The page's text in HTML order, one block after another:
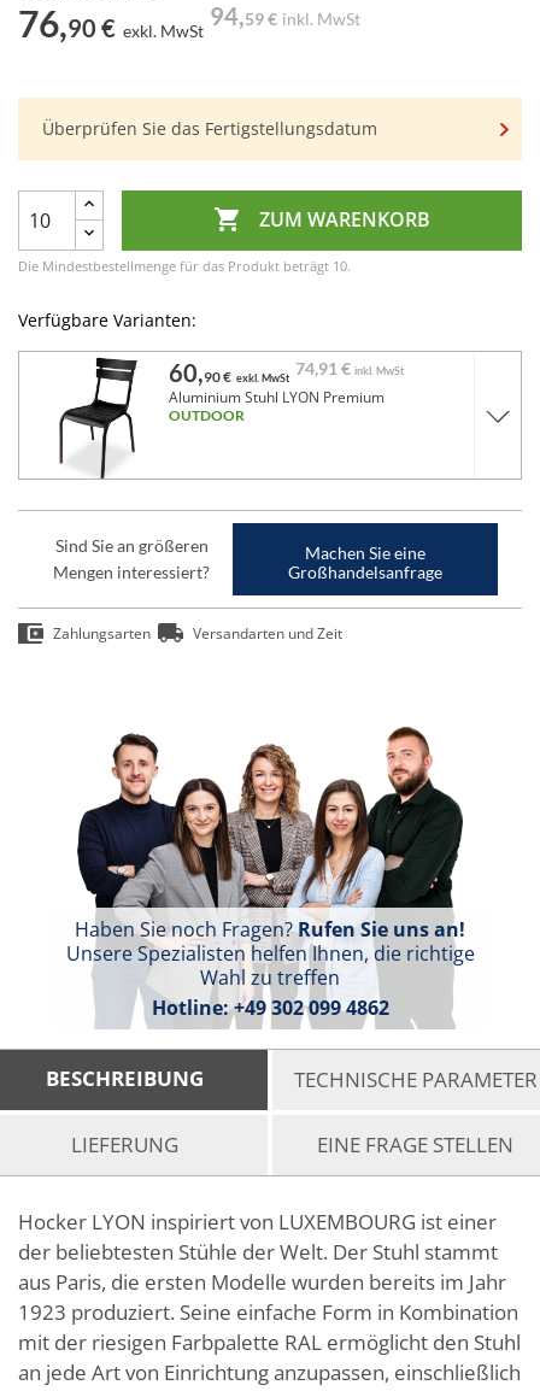
76,90 € exkl. MwSt
94,59 € inkl. MwSt
Überprüfen Sie das Fertigstellungsdatum
 ZUM WARENKORB
Die Mindestbestellmenge für das Produkt beträgt 10.
Verfügbare Varianten:
60,90 € exkl. MwSt 74,91 € inkl. MwSt
Aluminium Stuhl LYON Premium
OUTDOOR
Sind Sie an größeren
Mengen interessiert?
Machen Sie eine
Großhandelsanfrage
Zahlungsarten Versandarten und Zeit
Haben Sie noch Fragen?Rufen Sie uns an!
Unsere Spezialisten helfen Ihnen, die richtige
Wahl zu treffen
Hotline:+49 302 099 4862
BESCHREIBUNG TECHNISCHE PARAMETER
LIEFERUNG EINE FRAGE STELLEN
Hocker LYON inspiriert von LUXEMBOURG ist einer
der beliebtesten Stühle der Welt. Der Stuhl stammt
aus Paris, die ersten Modelle wurden bereits im Jahr
1923 produziert. Seine einfache Form in Kombination
mit der riesigen Farbpalette RAL ermöglicht den Stuhl
an jede Art von Einrichtung anzupassen, einschließlich